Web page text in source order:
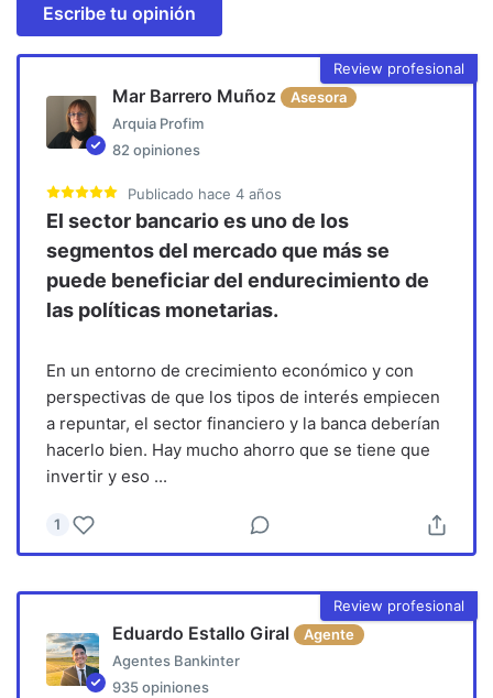
Escribe tu opinión
Review profesional
Mar Barrero Muñoz
Asesora
Arquia Profim
82 opiniones
Publicado hace 4 años
El sector bancario es uno de los
segmentos del mercado que más se
puede beneficiar del endurecimiento de
las políticas monetarias.
En un entorno de crecimiento económico y con
perspectivas de que los tipos de interés empiecen
a repuntar, el sector financiero y la banca deberían
hacerlo bien. Hay mucho ahorro que se tiene que
invertir y eso ...
1
Review profesional
Eduardo Estallo Giral
Agente
Agentes Bankinter
935 opiniones